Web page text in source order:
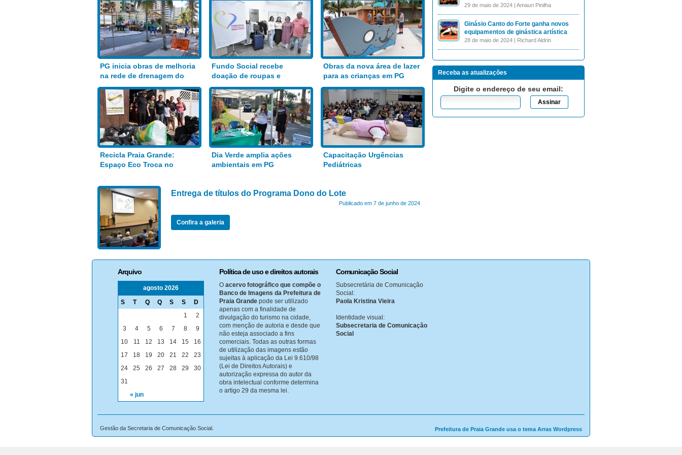
PG inicia obras de melhoria
na rede de drenagem do
Bairro Aviação
Fundo Social recebe
doação de roupas e
alimentos
Obras da nova área de lazer
para as crianças em PG
Recicla Praia Grande:
Espaço Eco Troca no
Dia Verde amplia ações
ambientais em PG
Capacitação Urgências
Pediátricas
Entrega de títulos do Programa Dono do Lote
Publicado em 7 de junho de 2024
Confira a galeria
29 de maio de 2024 | Amauri Pinilha
Ginásio Canto do Forte ganha novos
equipamentos de ginástica artística
28 de maio de 2024 | Richard Aldrin
Receba as atualizações
Digite o endereço de seu email:
Arquivo
agosto 2026
S
T Q Q S S D
« jun
1
2
3
4 5 6 7 8
9
10
11 12 13 14 15
16
17
18 19 20 21 22
23
24
25 26 27 28 29
30
31
Política de uso e direitos autorais
O acervo fotográfico que compõe o
Banco de Imagens da Prefeitura de
Praia Grande pode ser utilizado
apenas com a finalidade de
divulgação do turismo na cidade,
com menção de autoria e desde que
não esteja associado a fins
comerciais. Todas as outras formas
de utilização das imagens estão
sujeitas à aplicação da Lei 9.610/98
(Lei de Direitos Autorais) e
autorização expressa do autor da
obra intelectual conforme determina
o artigo 29 da mesma lei.
Comunicação Social
Subsecretária de Comunicação
Social:
Paola Kristina Vieira
Identidade visual:
Subsecretaria de Comunicação
Social
Prefeitura de Praia Grande usa o tema Arras Wordpress
Gestão da Secretaria de Comunicação Social.